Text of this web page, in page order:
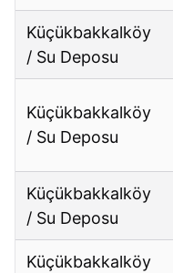
Küçükbakkalköy
/ Su Deposu
Küçükbakkalköy
/ Su Deposu
Küçükbakkalköy
/ Su Deposu
Küçükbakkalköy